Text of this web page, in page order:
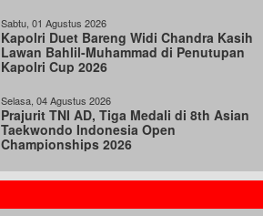
Sabtu, 01 Agustus 2026
Kapolri Duet Bareng Widi Chandra Kasih
Lawan Bahlil-Muhammad di Penutupan
Kapolri Cup 2026
Selasa, 04 Agustus 2026
Prajurit TNI AD, Tiga Medali di 8th Asian
Taekwondo Indonesia Open
Championships 2026